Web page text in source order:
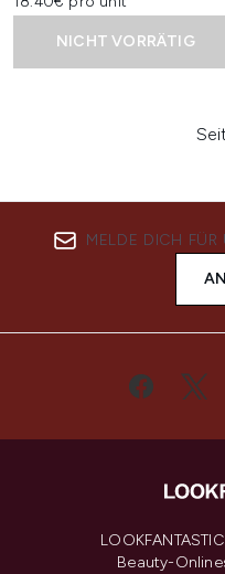
NICHT VORRÄTIG
MELDE DICH FÜR
Beauty-